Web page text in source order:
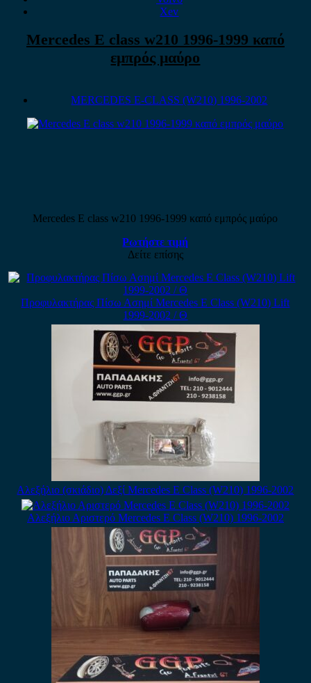
Xev
Mercedes E class w210 1996-1999 καπό
εμπρός μαύρο
MERCEDES E-CLASS (W210) 1996-2002
Mercedes E class w210 1996-1999 καπό εμπρός μαύρο
Ρωτήστε τιμή
Δείτε επίσης
Προφυλακτήρας Πίσω Ασημί Mercedes E Class (W210) Lift
1999-2002 / Θ
Αλεξήλιο (σκιάδιο) Δεξί Mercedes E Class (W210) 1996-2002
Αλεξήλιο Αριστερό Mercedes E Class (W210) 1996-2002